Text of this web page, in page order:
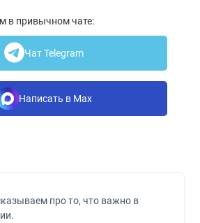
в привычном чате:
Чат Telegram
Написать в Max
про то, что важно в